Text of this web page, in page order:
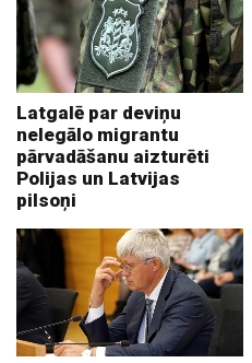
Latgalē par deviņu
nelegālo migrantu
pārvadāšanu aizturēti
Polijas un Latvijas
pilsoņi